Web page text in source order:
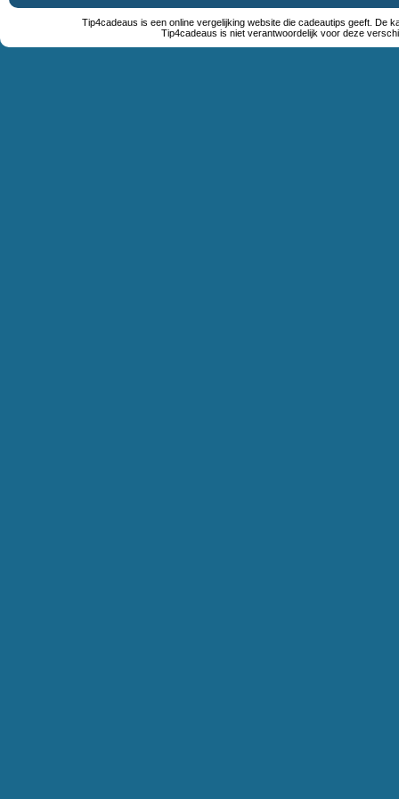
Tip4cadeaus is een online vergelijking website die cadeautips geeft. De
Tip4cadeaus is niet verantwoordelijk voor deze